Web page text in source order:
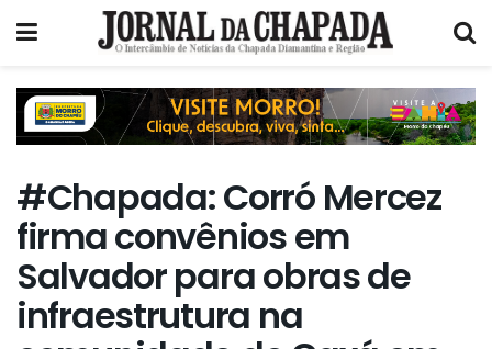
#Chapada: Corró Mercez
firma convênios em
Salvador para obras de
infraestrutura na